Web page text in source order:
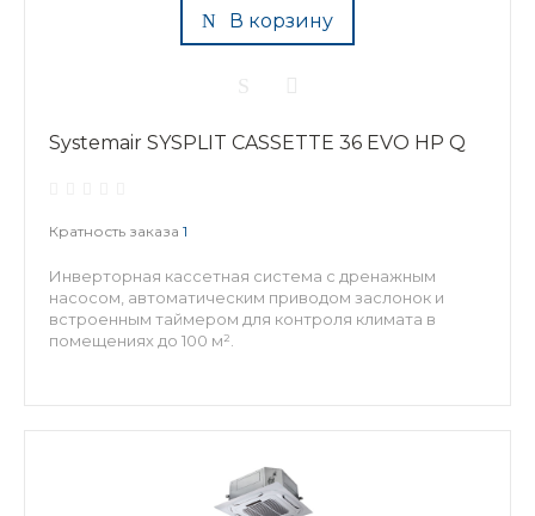
В корзину
Systemair SYSPLIT CASSETTE 36 EVO HP Q
Кратность заказа 1
Инверторная кассетная система с дренажным
насосом, автоматическим приводом заслонок и
встроенным таймером для контроля климата в
помещениях до 100 м².